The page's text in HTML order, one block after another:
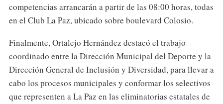
competencias arrancarán a partir de las 08:00 horas, todas
en el Club La Paz, ubicado sobre boulevard Colosio.
Finalmente, Ortalejo Hernández destacó el trabajo
coordinado entre la Dirección Municipal del Deporte y la
Dirección General de Inclusión y Diversidad, para llevar a
cabo los procesos municipales y conformar los selectivos
que representen a La Paz en las eliminatorias estatales de